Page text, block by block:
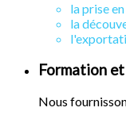
la prise
la
Formation
Nous